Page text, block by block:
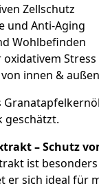
Zellschutz
und Anti-Aging
Wohlbefinden
oxidativem Stress
innen & außen
geschätzt.
– Schutz
ist
er sich ideal für